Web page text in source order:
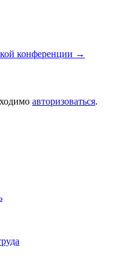
конференции →
авторизоваться.